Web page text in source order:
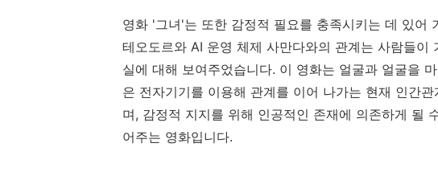
영화 '그녀'는 또한 감정적 필요를 충족시키는 데 있어
테오도르와 AI 운영 체제 사만다와의 관계는 사람들이
실에 대해 보여주었습니다. 이 영화는 얼굴과 얼굴을
은 전자기기를 이용해 관계를 이어 나가는 현재 인간
며, 감정적 지지를 위해 인공적인 존재에 의존하게 될
어주는 영화입니다.